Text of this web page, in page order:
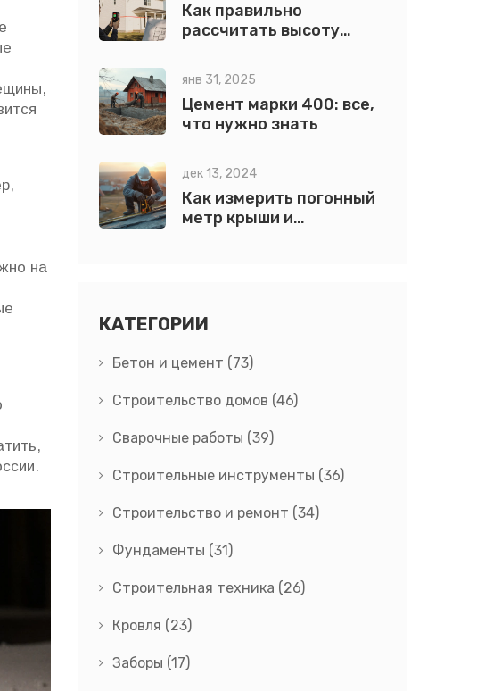
на
Как правильно
рассчитать высоту
пошаговый гид
янв 31, 2025
Цемент марки 400: все,
что нужно знать
дек 13, 2024
Как измерить погонный
метр крыши и
КАТЕГОРИИ
Бетон и цемент (73)
Строительство домов (46)
Сварочные работы (39)
Строительные инструменты (36)
Строительство и ремонт (34)
Фундаменты (31)
Строительная техника (26)
Кровля (23)
Заборы (17)